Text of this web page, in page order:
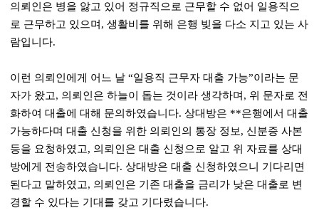
의뢰인은 병을 앓고 있어 정규직으로 근무할 수 없어 일용직으
로 근무하고 있으며 ,생활비를 위해 은행 빚을 다소 지고 있는 사
람입니다.
이런 의뢰인에게 어느 날“일용직 근무자 대출 가능”이라는 문
자가 왔고, 의뢰인은 하늘이 돕는 것이라 생각하며 , 위 문자로 전
화하여 대출에 대해 문의하였습니다.상대방은 **은행에서 대출
가능하다며 대출 신청을 위한 의뢰인의 통장 정보, 신분증 사본
등을 요청하였고, 의뢰인은 대출 신청으로 알고 위 자료를 상대
방에게 전송하였습니다.상대방은 대출 신청하였으니 기다리면
된다고 말하였고, 의뢰인은 기존 대출을 금리가 낮은 대출로 변
경할 수 있다는 기대를 갖고 기다렸습니다.